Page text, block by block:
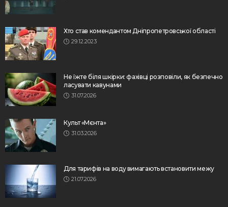
Хто став комендантом Дніпропетровської області
29.12.2023
Не їжте біля шкірки: фахівці розповіли, як безпечно
ласувати кавунами
31.07.2026
Культ «Мєнта»
31.03.2026
Для тарифів на воду вимагають встановити межу
21.07.2026